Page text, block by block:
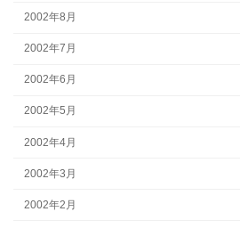
2002年8月
2002年7月
2002年6月
2002年5月
2002年4月
2002年3月
2002年2月